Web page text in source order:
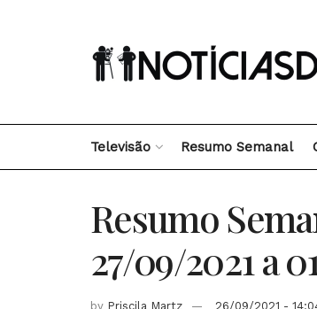
Televisão Resumo Semanal
Resumo
27/09/2021 a
by Priscila Martz 26/09/2021 -